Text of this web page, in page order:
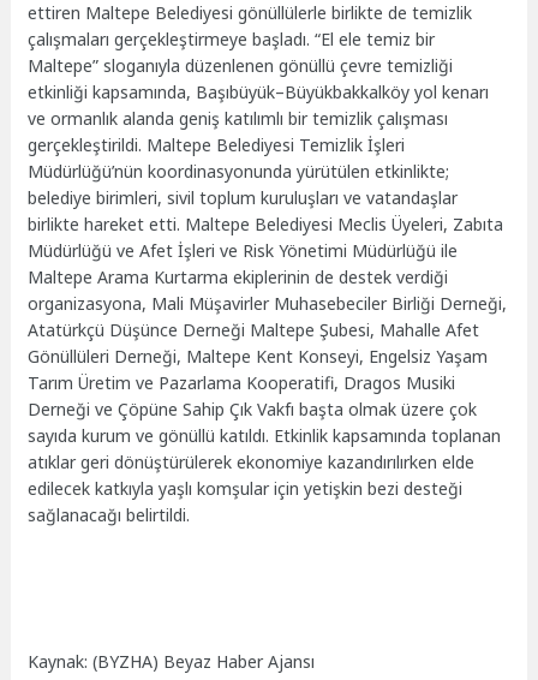
ettiren Maltepe Belediyesi gönüllülerle birlikte de temizlik
çalışmaları gerçekleştirmeye başladı. “El ele temiz bir
Maltepe” sloganıyla düzenlenen gönüllü çevre temizliği
etkinliği kapsamında, Başıbüyük–Büyükbakkalköy yol kenarı
ve ormanlık alanda geniş katılımlı bir temizlik çalışması
gerçekleştirildi. Maltepe Belediyesi Temizlik İşleri
Müdürlüğü’nün koordinasyonunda yürütülen etkinlikte;
belediye birimleri, sivil toplum kuruluşları ve vatandaşlar
birlikte hareket etti. Maltepe Belediyesi Meclis Üyeleri, Zabıta
Müdürlüğü ve Afet İşleri ve Risk Yönetimi Müdürlüğü ile
Maltepe Arama Kurtarma ekiplerinin de destek verdiği
organizasyona, Mali Müşavirler Muhasebeciler Birliği Derneği,
Atatürkçü Düşünce Derneği Maltepe Şubesi, Mahalle Afet
Gönüllüleri Derneği, Maltepe Kent Konseyi, Engelsiz Yaşam
Tarım Üretim ve Pazarlama Kooperatifi, Dragos Musiki
Derneği ve Çöpüne Sahip Çık Vakfı başta olmak üzere çok
sayıda kurum ve gönüllü katıldı. Etkinlik kapsamında toplanan
atıklar geri dönüştürülerek ekonomiye kazandırılırken elde
edilecek katkıyla yaşlı komşular için yetişkin bezi desteği
sağlanacağı belirtildi.
Kaynak: (BYZHA) Beyaz Haber Ajansı